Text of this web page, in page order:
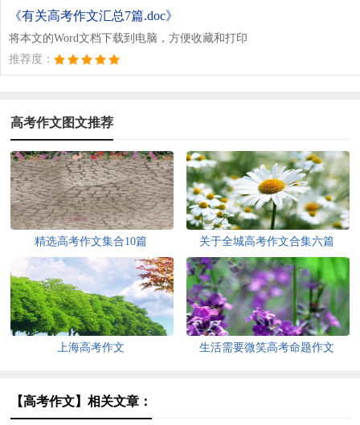
《有关高考作文汇总7篇.doc》
将本文的Word文档下载到电脑，方便收藏和打印
推荐度：
高考作文图文推荐
精选高考作文集合10篇 关于全城高考作文合集六篇
上海高考作文 生活需要微笑高考命题作文
【高考作文】相关文章：